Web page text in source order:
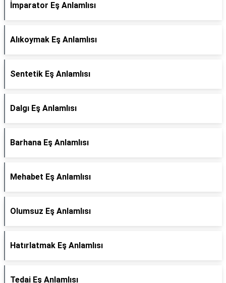
İmparator Eş Anlamlısı
Alıkoymak Eş Anlamlısı
Sentetik Eş Anlamlısı
Dalgı Eş Anlamlısı
Barhana Eş Anlamlısı
Mehabet Eş Anlamlısı
Olumsuz Eş Anlamlısı
Hatırlatmak Eş Anlamlısı
Tedai Eş Anlamlısı